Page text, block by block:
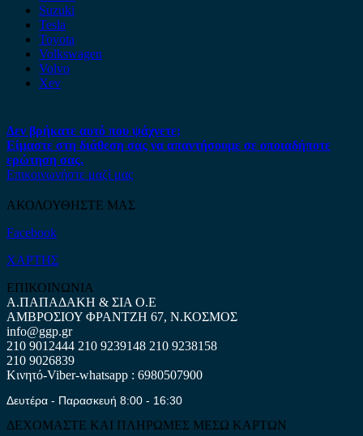
Suzuki
Tesla
Toyota
Volkswagen
Volvo
Xev
Δεν βρήκατε αυτό που ψάχνετε;
Είμαστε στη διάθεση σας να απαντήσουμε σε οποιαδήποτε
ερώτηση σας.
Επικοινωνήστε μαζί μας
ΑΚΟΛΟΥΘΗΣΤΕ ΜΑΣ
Facebook
ΧΑΡΤΗΣ
ΕΠΙΚΟΙΝΩΝΙΑ
Α.ΠΑΠΑΔΑΚΗ & ΣΙΑ Ο.Ε
ΑΜΒΡΟΣΙΟΥ ΦΡΑΝΤΖΗ 67, Ν.ΚΟΣΜΟΣ
info@ggp.gr
210 9012444 210 9239148 210 9238158
210 9026839
Κινητό-Viber-whatsapp : 6980507900
Δευτέρα - Παρασκευή 8:00 - 16:30
ΔΕΧΟΜΑΣΤΕ ΚΑΙ ΠΛΗΡΩΜΕΣ ΜΕΣΩ ΚΑΡΤΩΝ